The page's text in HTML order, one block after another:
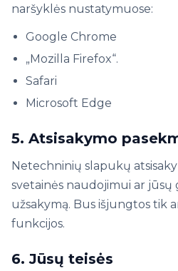
naršyklės nustatymuose:
Google Chrome
„Mozilla Firefox“.
Safari
Microsoft Edge
5. Atsisakymo
Netechninių slapukų
svetainės naudojimui ar jūsų
užsakymą. Bus išjungtos tik
funkcijos.
6. Jūsų teisės